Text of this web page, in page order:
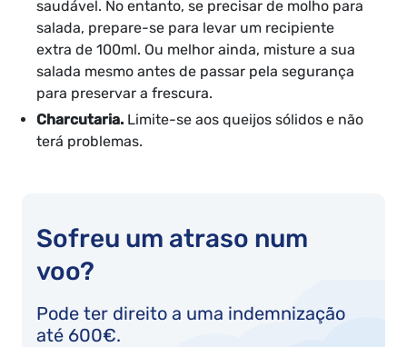
saudável. No entanto, se precisar de molho para
salada, prepare-se para levar um recipiente
extra de 100ml. Ou melhor ainda, misture a sua
salada mesmo antes de passar pela segurança
para preservar a frescura.
Charcutaria. Limite-se aos queijos sólidos e não
terá problemas.
Sofreu um atraso num
voo?
Pode ter direito a uma indemnização
até 600€.